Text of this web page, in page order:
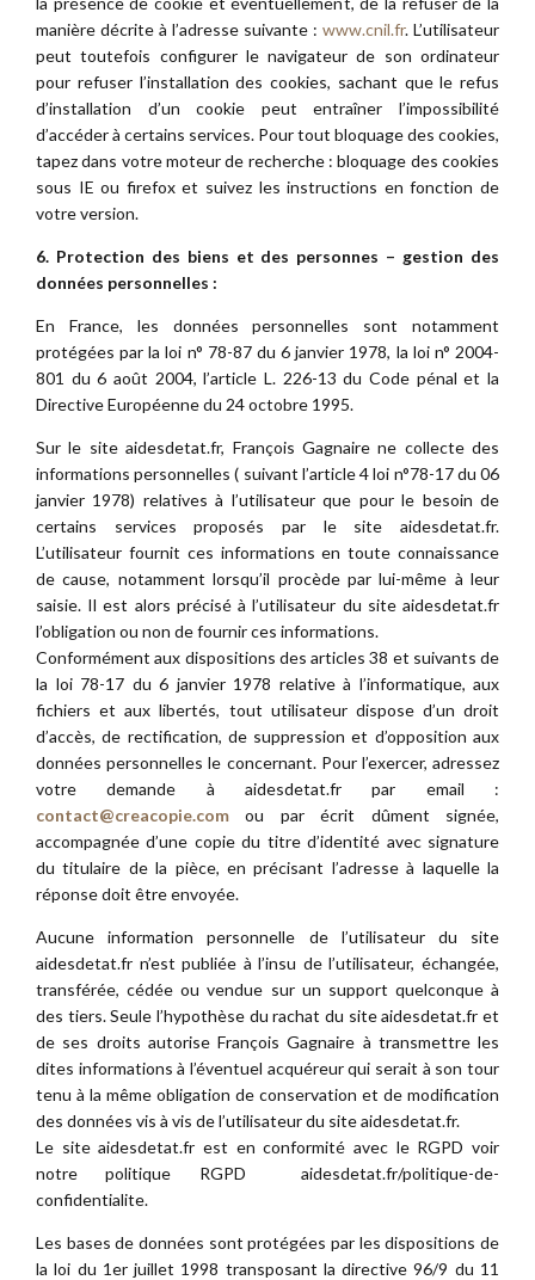
manière décrite à l’adresse suivante : www.cnil.fr. L’utilisateur
peut toutefois configurer le navigateur de son ordinateur
pour refuser l’installation des cookies, sachant que le refus
d’installation d’un cookie peut entraîner l’impossibilité
d’accéder à certains services. Pour tout bloquage des cookies,
tapez dans votre moteur de recherche : bloquage des cookies
sous IE ou firefox et suivez les instructions en fonction de
votre version.
6. Protection des biens et des personnes – gestion des
données personnelles :
En France, les données personnelles sont notamment
protégées par la loi n° 78-87 du 6 janvier 1978, la loi n° 2004-
801 du 6 août 2004, l’article L. 226-13 du Code pénal et la
Directive Européenne du 24 octobre 1995.
Sur le site aidesdetat.fr, François Gagnaire ne collecte des
informations personnelles ( suivant l’article 4 loi n°78-17 du 06
janvier 1978) relatives à l’utilisateur que pour le besoin de
certains services proposés par le site aidesdetat.fr.
L’utilisateur fournit ces informations en toute connaissance
de cause, notamment lorsqu’il procède par lui-même à leur
saisie. Il est alors précisé à l’utilisateur du site aidesdetat.fr
l’obligation ou non de fournir ces informations.
Conformément aux dispositions des articles 38 et suivants de
la loi 78-17 du 6 janvier 1978 relative à l’informatique, aux
fichiers et aux libertés, tout utilisateur dispose d’un droit
d’accès, de rectification, de suppression et d’opposition aux
données personnelles le concernant. Pour l’exercer, adressez
votre demande à aidesdetat.fr par email :
contact@creacopie.com ou par écrit dûment signée,
accompagnée d’une copie du titre d’identité avec signature
du titulaire de la pièce, en précisant l’adresse à laquelle la
réponse doit être envoyée.
Aucune information personnelle de l’utilisateur du site
aidesdetat.fr n’est publiée à l’insu de l’utilisateur, échangée,
transférée, cédée ou vendue sur un support quelconque à
des tiers. Seule l’hypothèse du rachat du site aidesdetat.fr et
de ses droits autorise François Gagnaire à transmettre les
dites informations à l’éventuel acquéreur qui serait à son tour
tenu à la même obligation de conservation et de modification
des données vis à vis de l’utilisateur du site aidesdetat.fr.
Le site aidesdetat.fr est en conformité avec le RGPD voir
notre politique RGPD aidesdetat.fr/politique-de-
confidentialite.
Les bases de données sont protégées par les dispositions de
la loi du 1er juillet 1998 transposant la directive 96/9 du 11